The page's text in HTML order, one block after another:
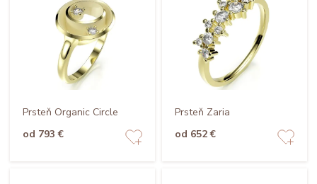
Prsteň Organic Circle
od 793 €
Prsteň Zaria
od 652 €